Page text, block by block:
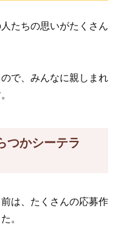
たちの思いがたくさん
で、みんなに親しまれ
つかシーテラ
は、たくさんの応募作
。